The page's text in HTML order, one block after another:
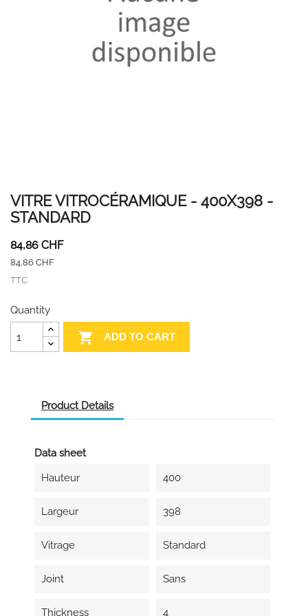
VITRE VITROCÉRAMIQUE - 400X398 -
STANDARD
84,86 CHF
84,86 CHF
TTC
Quantity
 ADD TO CART
Product Details
Data sheet
Hauteur
400
Largeur 398
Vitrage Standard
Joint Sans
Thickness 4